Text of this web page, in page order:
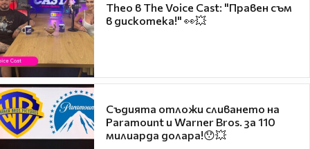
Theo в The Voice Cast: "Правен съм
в дискотека!" 👀💥
Съдията отложи сливането на
Paramount и Warner Bros. за 110
милиарда долара!😯💥